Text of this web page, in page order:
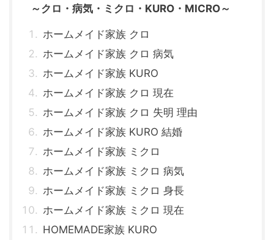
～クロ・病気・ミクロ・KURO・MICRO～
ホームメイド家族 クロ
ホームメイド家族 クロ 病気
ホームメイド家族 KURO
ホームメイド家族 クロ 現在
ホームメイド家族 クロ 失明 理由
ホームメイド家族 KURO 結婚
ホームメイド家族 ミクロ
ホームメイド家族 ミクロ 病気
ホームメイド家族 ミクロ 身長
ホームメイド家族 ミクロ 現在
HOMEMADE家族 KURO